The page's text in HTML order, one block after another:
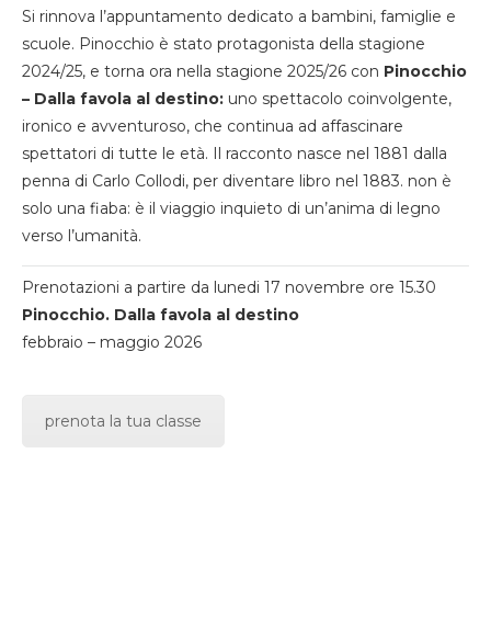
Si rinnova l’appuntamento dedicato a bambini, famiglie e
scuole. Pinocchio è stato protagonista della stagione
2024/25, e torna ora nella stagione 2025/26 con Pinocchio
– Dalla favola al destino: uno spettacolo coinvolgente,
ironico e avventuroso, che continua ad affascinare
spettatori di tutte le età. Il racconto nasce nel 1881 dalla
penna di Carlo Collodi, per diventare libro nel 1883. non è
solo una fiaba: è il viaggio inquieto di un’anima di legno
verso l’umanità.
Prenotazioni a partire da lunedi 17 novembre ore 15.30
Pinocchio. Dalla favola al destino
febbraio – maggio 2026
prenota la tua classe